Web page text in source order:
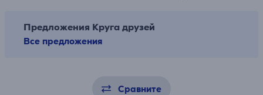
Предложения Круга друзей
Все предложения
Сравните